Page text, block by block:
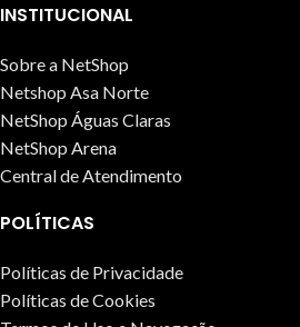
INSTITUCIONAL
Sobre a NetShop
Netshop Asa Norte
NetShop Águas Claras
NetShop Arena
Central de Atendimento
POLÍTICAS
Políticas de Privacidade
Políticas de Cookies